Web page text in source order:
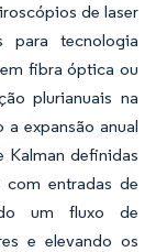
de laser
para tecnologia
fibra óptica ou
plurianuais na
expansão anual
Kalman definidas
entradas de
um fluxo de
e elevando os